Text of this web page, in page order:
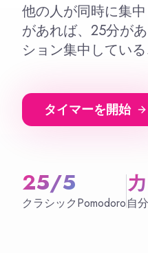
他の人が同時に集
があれば、25分が
ション集中している
タイマーを開始
25/5
クラシックPomodoro自